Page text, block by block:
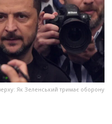
Як Зеленський тримає оборону